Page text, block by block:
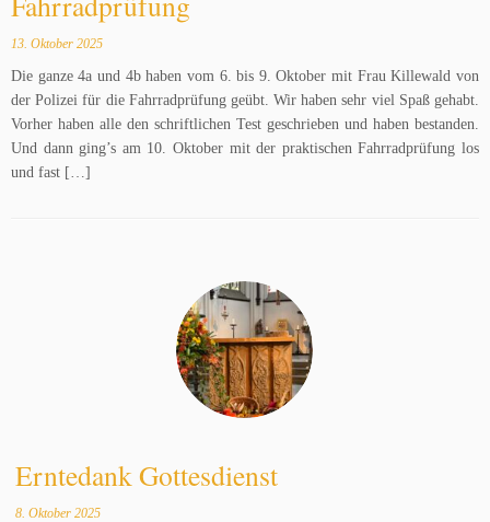
13. Oktober 2025
Die ganze 4a und 4b haben vom 6. bis 9. Oktober mit Frau Killewald von
der Polizei für die Fahrradprüfung geübt. Wir haben sehr viel Spaß gehabt.
Vorher haben alle den schriftlichen Test geschrieben und haben bestanden.
Und dann ging’s am 10. Oktober mit der praktischen Fahrradprüfung los
und fast […]
Erntedank Gottesdienst
8. Oktober 2025